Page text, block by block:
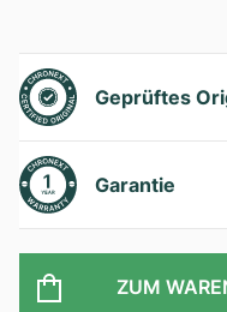
Geprüftes
Garantie
ZUM